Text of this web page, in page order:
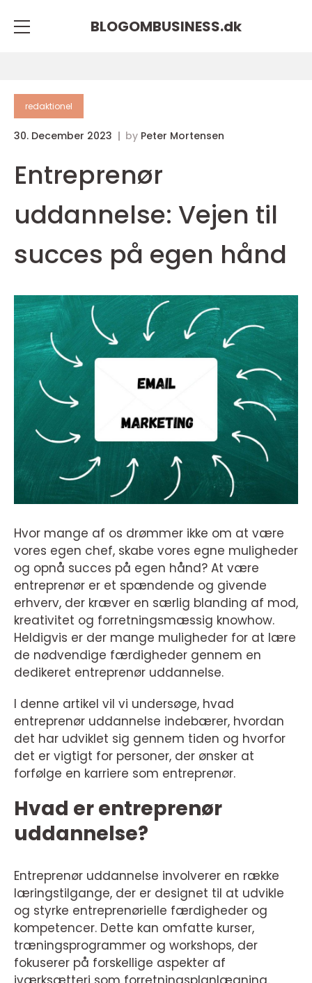
BLOGOMBUSINESS.dk
redaktionel
30. December 2023 by Peter Mortensen
Entreprenør
uddannelse: Vejen til
succes på egen hånd
Hvor mange af os drømmer ikke om at være
vores egen chef, skabe vores egne muligheder
og opnå succes på egen hånd? At være
entreprenør er et spændende og givende
erhverv, der kræver en særlig blanding af mod,
kreativitet og forretningsmæssig knowhow.
Heldigvis er der mange muligheder for at lære
de nødvendige færdigheder gennem en
dedikeret entreprenør uddannelse.
I denne artikel vil vi undersøge, hvad
entreprenør uddannelse indebærer, hvordan
det har udviklet sig gennem tiden og hvorfor
det er vigtigt for personer, der ønsker at
forfølge en karriere som entreprenør.
Hvad er entreprenør
uddannelse?
Entreprenør uddannelse involverer en række
læringstilgange, der er designet til at udvikle
og styrke entreprenørielle færdigheder og
kompetencer. Dette kan omfatte kurser,
træningsprogrammer og workshops, der
fokuserer på forskellige aspekter af